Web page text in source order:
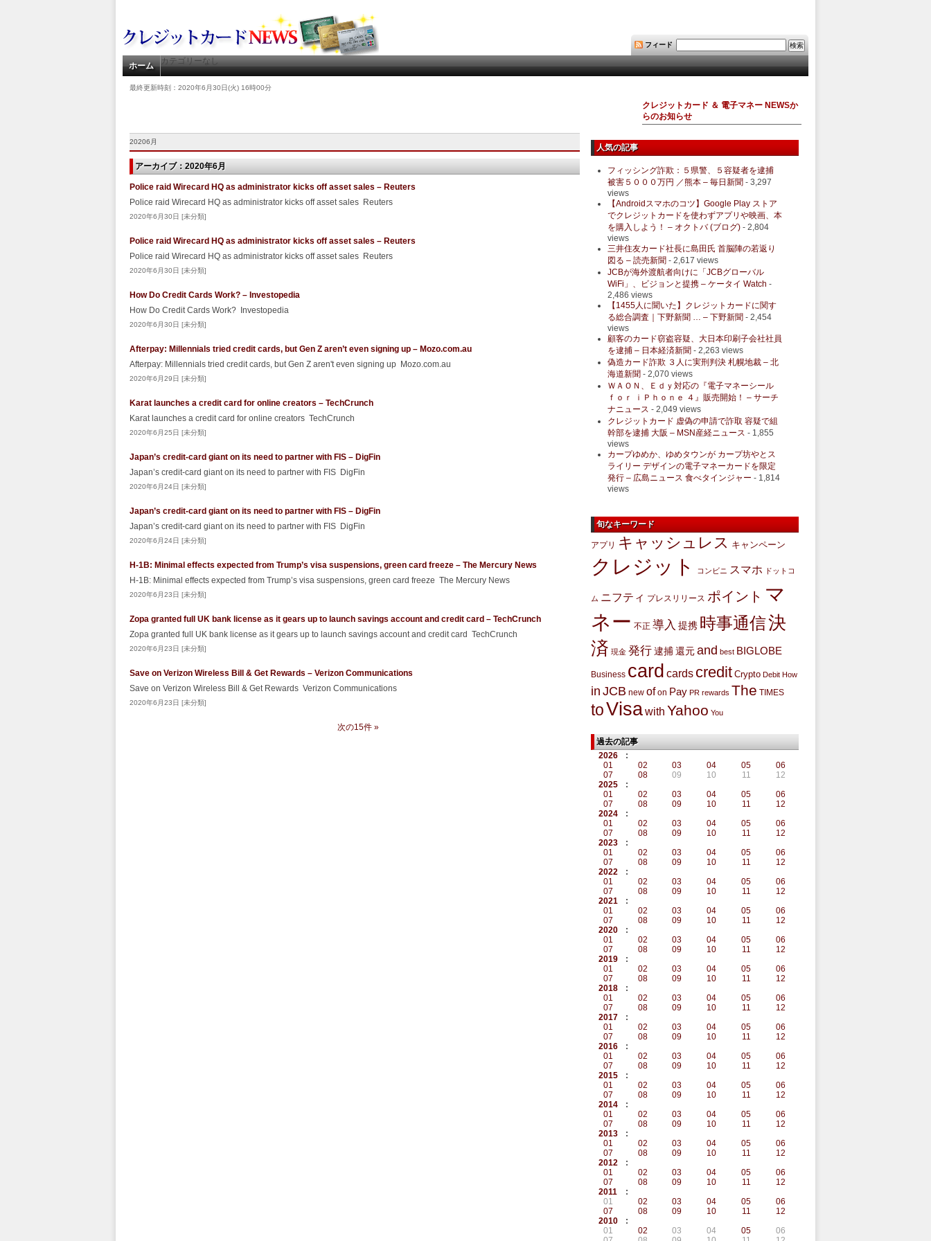
フィード
ホーム カテゴリーなし
最終更新時刻：2020年6月30日(火) 16時00分
クレジットカード ＆ 電子マネー NEWSか
らのお知らせ
20206月
アーカイブ：2020年6月
Police raid Wirecard HQ as administrator kicks off asset sales – Reuters
Police raid Wirecard HQ as administrator kicks off asset sales Reuters
2020年6月30日 [未分類]
Police raid Wirecard HQ as administrator kicks off asset sales – Reuters
Police raid Wirecard HQ as administrator kicks off asset sales Reuters
2020年6月30日 [未分類]
How Do Credit Cards Work? – Investopedia
How Do Credit Cards Work? Investopedia
2020年6月30日 [未分類]
Afterpay: Millennials tried credit cards, but Gen Z aren’t even signing up – Mozo.com.au
Afterpay: Millennials tried credit cards, but Gen Z aren't even signing up Mozo.com.au
2020年6月29日 [未分類]
Karat launches a credit card for online creators – TechCrunch
Karat launches a credit card for online creators TechCrunch
2020年6月25日 [未分類]
Japan’s credit-card giant on its need to partner with FIS – DigFin
Japan’s credit-card giant on its need to partner with FIS DigFin
2020年6月24日 [未分類]
Japan’s credit-card giant on its need to partner with FIS – DigFin
Japan’s credit-card giant on its need to partner with FIS DigFin
2020年6月24日 [未分類]
H-1B: Minimal effects expected from Trump’s visa suspensions, green card freeze – The Mercury News
H-1B: Minimal effects expected from Trump’s visa suspensions, green card freeze The Mercury News
2020年6月23日 [未分類]
Zopa granted full UK bank license as it gears up to launch savings account and credit card – TechCrunch
Zopa granted full UK bank license as it gears up to launch savings account and credit card TechCrunch
2020年6月23日 [未分類]
Save on Verizon Wireless Bill & Get Rewards – Verizon Communications
Save on Verizon Wireless Bill & Get Rewards Verizon Communications
2020年6月23日 [未分類]
次の15件 »
人気の記事
フィッシング詐欺：５県警、５容疑者を逮捕
被害５０００万円 ／熊本 – 毎日新聞 - 3,297
views
【Androidスマホのコツ】Google Play ストア
でクレジットカードを使わずアプリや映画、本
を購入しよう！ – オクトバ (ブログ) - 2,804
views
三井住友カード社長に島田氏 首脳陣の若返り
図る – 読売新聞 - 2,617 views
JCBが海外渡航者向けに「JCBグローバル
WiFi」、ビジョンと提携 – ケータイ Watch -
2,486 views
【1455人に聞いた】クレジットカードに関す
る総合調査｜下野新聞 … – 下野新聞 - 2,454
views
顧客のカード窃盗容疑、大日本印刷子会社社員
を逮捕 – 日本経済新聞 - 2,263 views
偽造カード詐欺 ３人に実刑判決 札幌地裁 – 北
海道新聞 - 2,070 views
ＷＡＯＮ、Ｅｄｙ対応の『電子マネーシール
ｆｏｒ ｉＰｈｏｎｅ ４』販売開始！ – サーチ
ナニュース - 2,049 views
クレジットカード 虚偽の申請で詐取 容疑で組
幹部を逮捕 大阪 – MSN産経ニュース - 1,855
views
カープゆめか、ゆめタウンが カープ坊やとス
ライリー デザインの電子マネーカードを限定
発行 – 広島ニュース 食べタインジャー - 1,814
views
旬なキーワード
アプリ キャッシュレス キャンペーン
クレジット コンビニ スマホ ドットコ
ム ニフティ プレスリリース ポイント マ
ネー 不正 導入 提携 時事通信決
済 現金 発行 逮捕 還元and best BIGLOBE
Business card cards credit Crypto Debit How
in JCB new of on Pay PR rewards The TIMES
toVisawith Yahoo You
過去の記事
2026
:
01
02 03 04 05
06
07
08 09 10 11
12
2025
:
01
02 03 04 05
06
07
08 09 10 11
12
2024
:
01
02 03 04 05
06
07
08 09 10 11
12
2023
:
01
02 03 04 05
06
07
08 09 10 11
12
2022
:
01
02 03 04 05
06
07
08 09 10 11
12
2021
:
01
02 03 04 05
06
07
08 09 10 11
12
2020
:
01
02 03 04 05
06
07
08 09 10 11
12
2019
:
01
02 03 04 05
06
07
08 09 10 11
12
2018
:
01
02 03 04 05
06
07
08 09 10 11
12
2017
:
01
02 03 04 05
06
07
08 09 10 11
12
2016
:
01
02 03 04 05
06
07
08 09 10 11
12
2015
:
01
02 03 04 05
06
07
08 09 10 11
12
2014
:
01
02 03 04 05
06
07
08 09 10 11
12
2013
:
01
02 03 04 05
06
07
08 09 10 11
12
2012
:
01
02 03 04 05
06
07
08 09 10 11
12
2011
:
01
02 03 04 05
06
07
08 09 10 11
12
2010
:
01
02 03 04 05
06